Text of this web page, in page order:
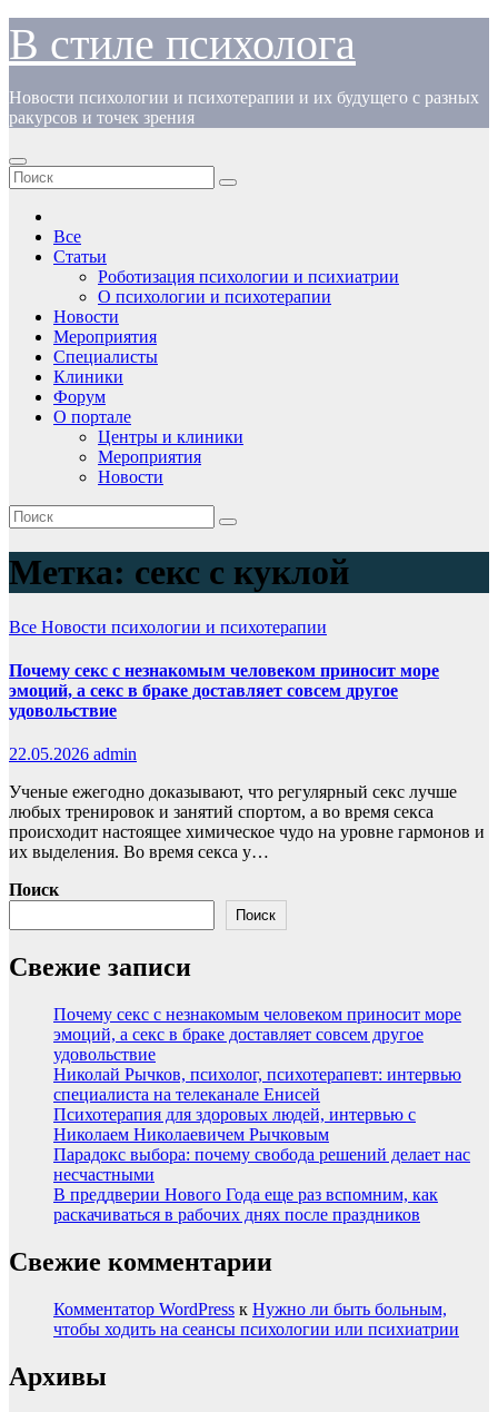
Перейти
содержимому
В стиле психолога
Новости психологии и психотерапии и их будущего с разных
ракурсов и точек зрения
Все
Статьи
Роботизация психологии и психиатрии
О психологии и психотерапии
Новости
Мероприятия
Специалисты
Клиники
Форум
О портале
Центры и клиники
Мероприятия
Новости
Метка: секс с куклой
Все Новости психологии и психотерапии
Почему секс с незнакомым человеком приносит море
эмоций, а секс в браке доставляет совсем другое
удовольствие
22.05.2026 admin
Ученые ежегодно доказывают, что регулярный секс лучше
любых тренировок и занятий спортом, а во время секса
происходит настоящее химическое чудо на уровне гармонов и
их выделения. Во время секса у…
Поиск
Поиск
Свежие записи
Почему секс с незнакомым человеком приносит море
эмоций, а секс в браке доставляет совсем другое
удовольствие
Николай Рычков, психолог, психотерапевт: интервью
специалиста на телеканале Енисей
Психотерапия для здоровых людей, интервью с
Николаем Николаевичем Рычковым
Парадокс выбора: почему свобода решений делает нас
несчастными
В преддверии Нового Года еще раз вспомним, как
раскачиваться в рабочих днях после праздников
Свежие комментарии
Комментатор WordPress к Нужно ли быть больным,
чтобы ходить на сеансы психологии или психиатрии
Архивы